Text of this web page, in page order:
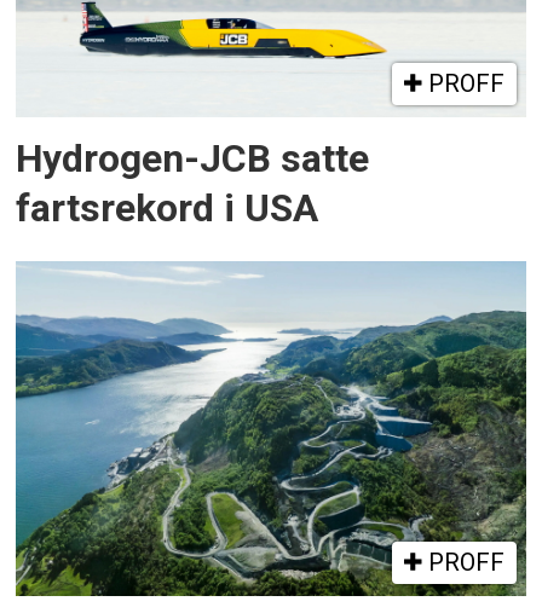
PROFF
Hydrogen-JCB satte
fartsrekord i USA
PROFF